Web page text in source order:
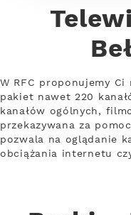
W RFC proponujemy
pakiet nawet 220
kanałów ogólnych,
przekazywana za
pozwala na oglądanie
obciążania internetu